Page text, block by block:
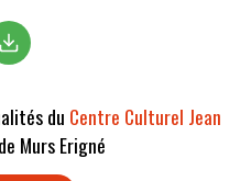
du Centre Culturel Jean
de Murs Erigné